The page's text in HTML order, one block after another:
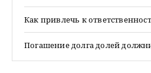
Как привлечь к
Погашение долга долей